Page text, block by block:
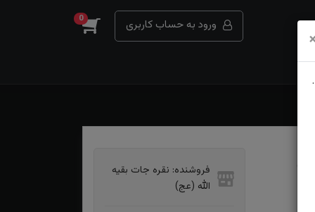
ورود به حساب کاربری 0
فروشنده: نقره جات بقیه
الله (عج)